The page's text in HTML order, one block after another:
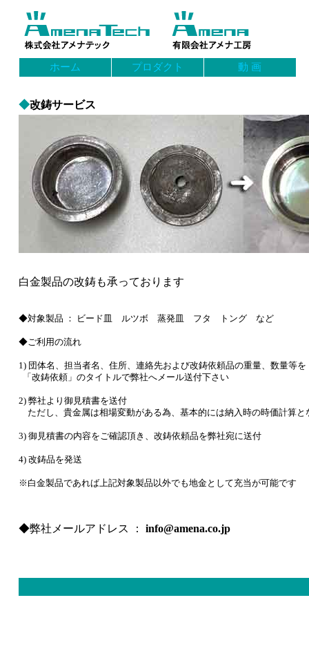
ホーム プロダクト 動 画
◆改鋳サービス
白金製品の改鋳も承っております
◆対象製品 ： ビード皿 ルツボ 蒸発皿 フタ トング など
◆ご利用の流れ
1) 団体名、担当者名、住所、連絡先および改鋳依頼品の重量、数量等を
「改鋳依頼」のタイトルで弊社へメール送付下さい
2) 弊社より御見積書を送付
ただし、貴金属は相場変動がある為、基本的には納入時の時価計算と
3) 御見積書の内容をご確認頂き、改鋳依頼品を弊社宛に送付
4) 改鋳品を発送
※白金製品であれば上記対象製品以外でも地金として充当が可能です
◆弊社メールアドレス ：info@amena.co.jp